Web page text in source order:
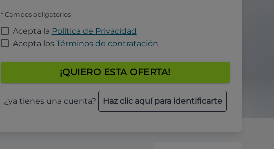
* Campos obligatorios
Acepta la Política de Privacidad
Acepta los Términos de contratación
¡QUIERO ESTA OFERTA!
¿ya tienes una cuenta? Haz clic aquí para identificarte